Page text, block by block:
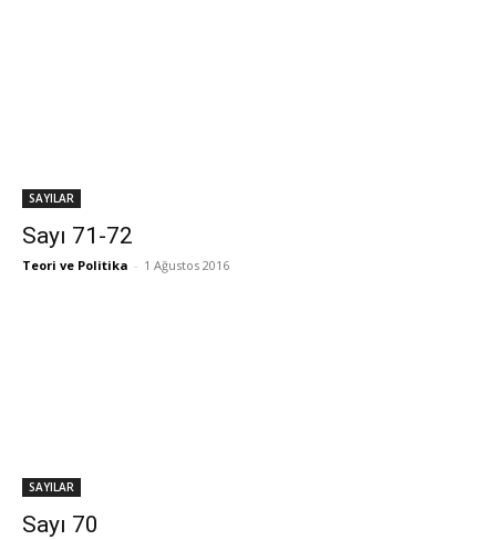
SAYILAR
Sayı 71-72
Teori ve Politika - 1 Ağustos 2016
SAYILAR
Sayı 70